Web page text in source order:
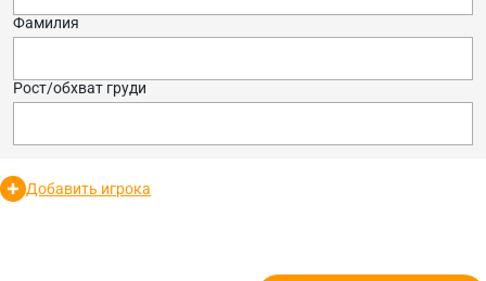
Фамилия
Рост/обхват груди
Добавить игрока